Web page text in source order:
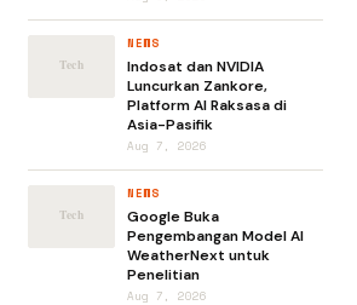
NEWS
Indosat dan NVIDIA
Luncurkan Zankore,
Platform AI Raksasa di
Asia-Pasifik
Aug 7, 2026
NEWS
Google Buka
Pengembangan Model AI
WeatherNext untuk
Penelitian
Aug 7, 2026